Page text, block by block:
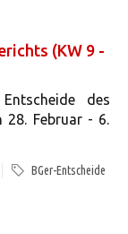
(KW 9 -
des
28. Februar - 6.
BGer-Entscheide